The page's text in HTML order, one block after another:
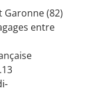
Garonne (82)
entre